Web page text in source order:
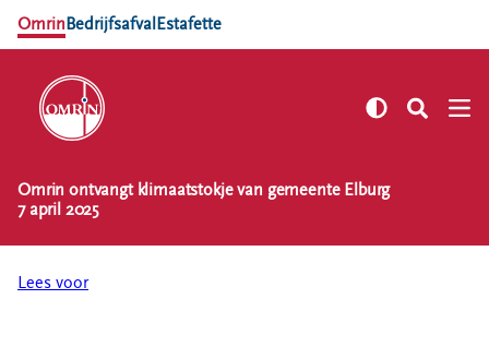
OmrinBedrijfsafval Estafette
NL EN
Zelf regelen
Afvalkalender
Omrin ontvangt klimaatstokje van gemeente Elburg
7 april 2025
Lees voor